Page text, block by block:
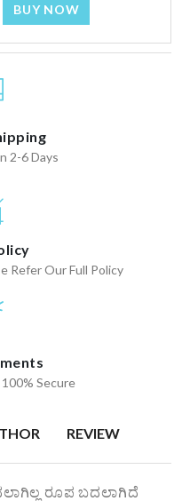
BUY NOW
2-6 Days
Refer Our Full Policy
Secure
REVIEW
ರೂಪ ಬದಲಾಗಿದೆ